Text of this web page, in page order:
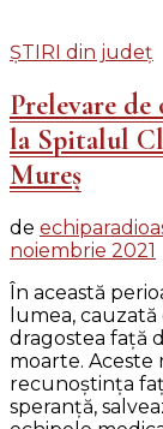
ȘTIRI din județ
Prelevare de
la Spitalul
Mureş
de
noiembrie 2021
În această
lumea, cauzată
dragostea faţă
moarte. Aceste
recunoştinţa
speranţă,